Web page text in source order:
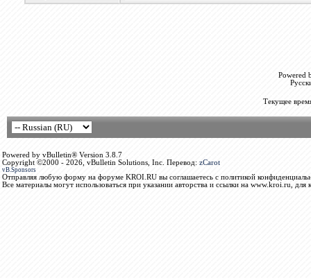
Powered
Текущее
Powered by vBulletin® Version 3.8.7
Copyright ©2000 - 2026, vBulletin Solutions, Inc. Перевод: zCarot
vB.Sponsors
Отправляя любую форму на форуме KROI.RU вы соглашаетесь с политикой
Все материалы могут использоваться при указании авторства и ссылки на www.kroi.ru, для